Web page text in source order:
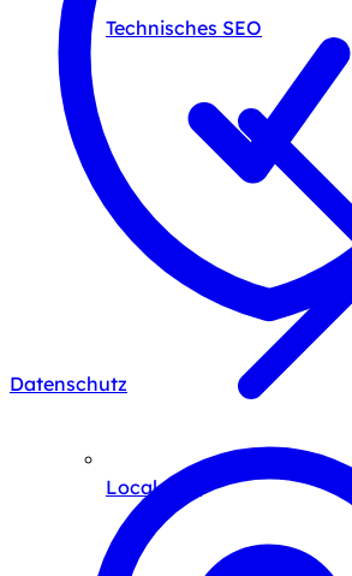
Technisches SEO
Local SEO
Datenschutz